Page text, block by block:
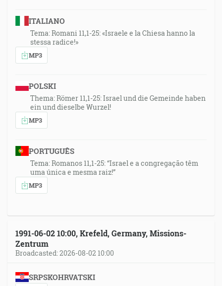
ITALIANO
Tema: Romani 11,1-25: «Israele e la Chiesa hanno la
stessa radice!»
MP3
POLSKI
Thema: Römer 11,1-25: Israel und die Gemeinde haben
ein und dieselbe Wurzel!
MP3
PORTUGUÊS
Tema: Romanos 11,1-25: “Israel e a congregação têm
uma única e mesma raiz!”
MP3
1991-06-02 10:00, Krefeld, Germany, Missions-
Zentrum
Broadcasted: 2026-08-02 10:00
SRPSKOHRVATSKI